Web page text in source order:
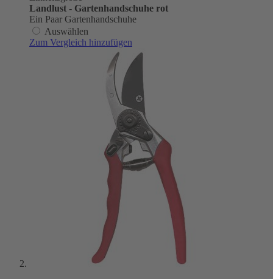
Landlust - Gartenhandschuhe rot
Ein Paar Gartenhandschuhe
Auswählen
Zum Vergleich hinzufügen